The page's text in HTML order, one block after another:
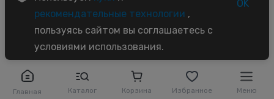
Главная Каталог Корзина Избранное Меню
рекомендательные технологии ,
пользуясь сайтом вы соглашаетесь с
условиями использования.
OK